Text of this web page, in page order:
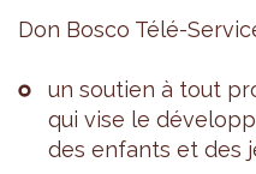
Don Bosco Télé-
un sou­tien à tout
qui vise le
des enfants et des